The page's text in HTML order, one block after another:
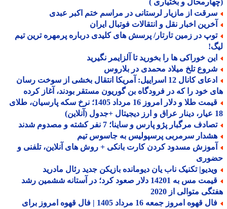
و بختیاری )
از مازیار لرستانی در مراسم ختم اکبر عبدی
اخبار نقل و انتقالات فوتبال ایران
در زمین تارتار/ پرسش های کلیدی درباره پرمهره ترین تیم
خوراکی ها را بخورید تا آلزایمر نگیرید
تلخ میلاد محمدی در بلاروس
ادعای کانال 12 اسراییل: آمریکا انتقال بخشی از سوخت رسان
خود را که در فرودگاه بن گوریون مستقر بودند، آغاز کرده
قیمت طلا و دلار امروز 16 مرداد 1405؛ نرخ سکه پارسیان، طلای
مرگبار پژو پارس و ساینا؛ 7 نفر کشته و مصدوم شدند
سرمربی پرسپولیس به جاسوس تیم
مسدود کردن کارت بانکی + روش های آنلاین، تلفنی و
تکنیک ناب یان دیومانده بازیکن جدید رئال مادرید
قیمت مس به 14201 دلار صعود کرد؛ در آستانه ششمین رشد
متوالی از 2020
فال قهوه امروز جمعه 16 مرداد 1405 | فال قهوه امروز برای